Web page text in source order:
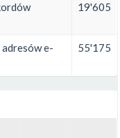
19'605
e-
55'175